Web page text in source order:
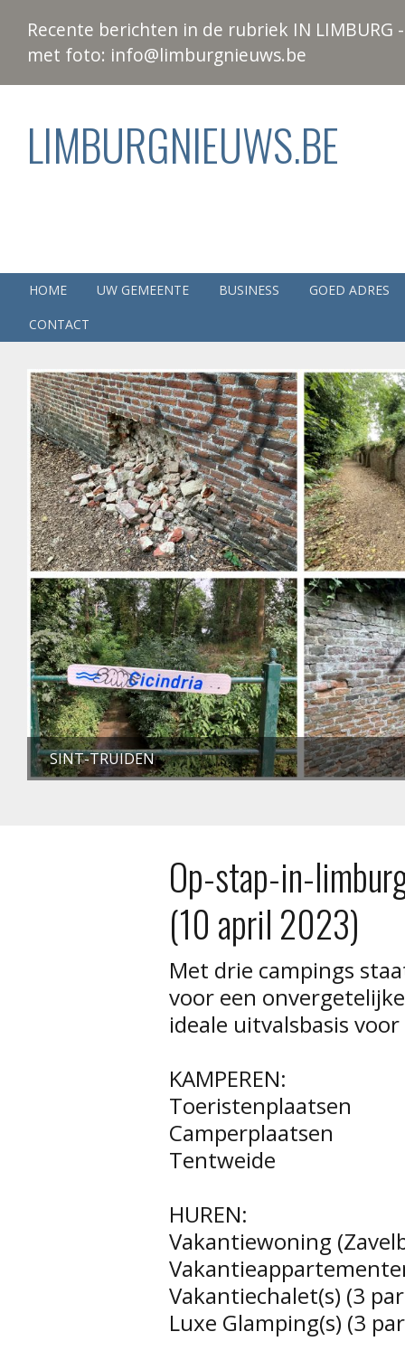
Recente berichten in de rubriek IN
met foto: info@limburgnieuws.be
LIMBURGNIEUWS.BE
HOME UW GEMEENTE BUSINESS
GOED ADRES
CONTACT
SINT-TRUIDEN
Op-stap-in-
(10 april 2023)
Met drie campings
voor een
ideale uitvalsbasis
KAMPEREN:
Toeristenplaatsen
Camperplaatsen
Tentweide
HUREN:
Vakantiewoning
Vakantiechalet(s) (3
Luxe Glamping(s) (3